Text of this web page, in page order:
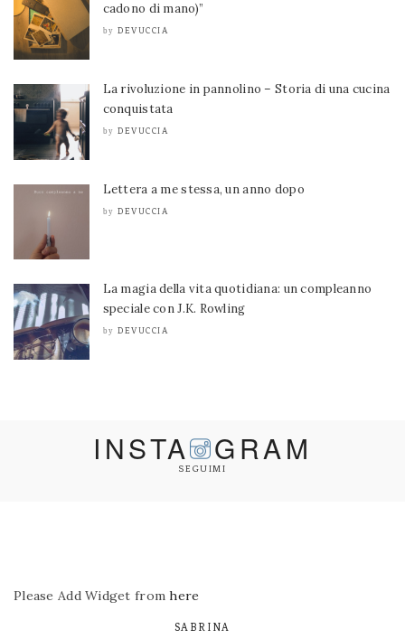
cadono di mano)”
by DEVUCCIA
La rivoluzione in pannolino – Storia di una cucina
conquistata
by DEVUCCIA
Lettera a me stessa, un anno dopo
by DEVUCCIA
La magia della vita quotidiana: un compleanno
speciale con J.K. Rowling
by DEVUCCIA
INSTA GRAM
SEGUIMI
Please Add Widget fromhere
SABRINA